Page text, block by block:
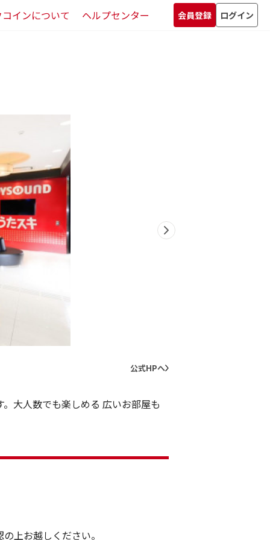
インについて ヘルプセンター 会員登録 ログイン
公式HPへ
大人数でも楽しめる 広いお部屋も
上お越しください。